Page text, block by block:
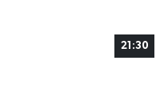
21:30